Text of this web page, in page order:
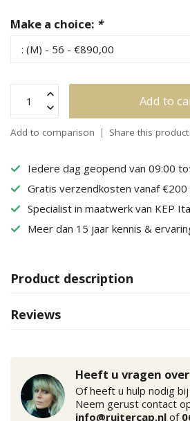
Make a choice: *
Add to
Add to comparison Share this product
Iedere dag geopend van 09:00
Gratis verzendkosten vanaf €200
Specialist in maatwerk van KEP
Meer dan 15 jaar kennis &
Product description
Reviews
Heeft u vragen
Of heeft u hulp nodig
Neem gerust contact
info@ruitercap.nl of